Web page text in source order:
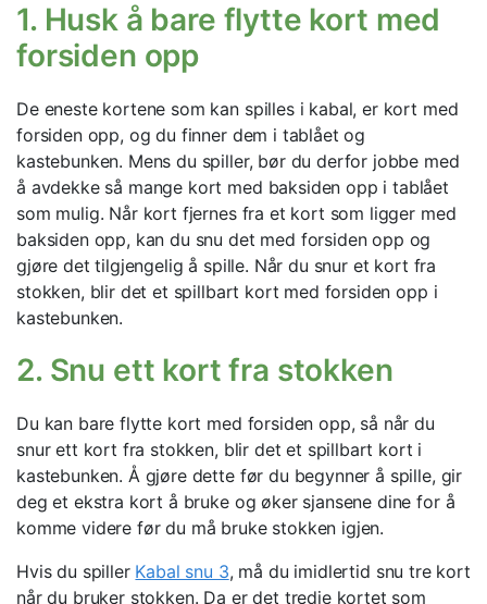
1. Husk å bare flytte kort med
forsiden opp
De eneste kortene som kan spilles i kabal, er kort med
forsiden opp, og du finner dem i tablået og
kastebunken. Mens du spiller, bør du derfor jobbe med
å avdekke så mange kort med baksiden opp i tablået
som mulig. Når kort fjernes fra et kort som ligger med
baksiden opp, kan du snu det med forsiden opp og
gjøre det tilgjengelig å spille. Når du snur et kort fra
stokken, blir det et spillbart kort med forsiden opp i
kastebunken.
2. Snu ett kort fra stokken
Du kan bare flytte kort med forsiden opp, så når du
snur ett kort fra stokken, blir det et spillbart kort i
kastebunken. Å gjøre dette før du begynner å spille, gir
deg et ekstra kort å bruke og øker sjansene dine for å
komme videre før du må bruke stokken igjen.
Hvis du spiller Kabal snu 3, må du imidlertid snu tre kort
når du bruker stokken. Da er det tredje kortet som